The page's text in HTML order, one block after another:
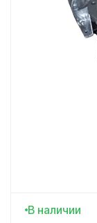
В наличии